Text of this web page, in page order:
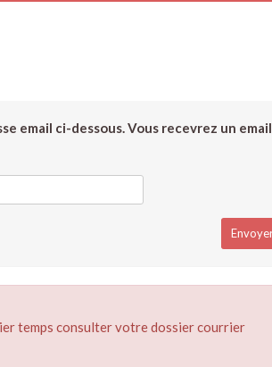
email ci-dessous. Vous recevrez un email
temps consulter votre dossier courrier